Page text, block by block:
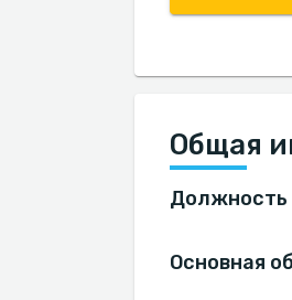
Общая
Должность
Основная